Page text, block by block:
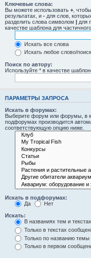
Ключевые слова:
Вы можете использовать + ,
результатах, и - для слов,
разделить слова символом | для
качестве шаблона для
Искать все слова
Искать любое слово/
Поиск по автору:
Используйте * в качестве
ПАРАМЕТРЫ ЗАПРОСА
Искать в форумах:
Выберите форум или форумы, в
подфорумах производится
соответствующую опцию ниже.
Искать в подфорумах:
Да
Нет
Искать:
В названиях тем и
Только в текстах
Только по названию темы
Только в первом